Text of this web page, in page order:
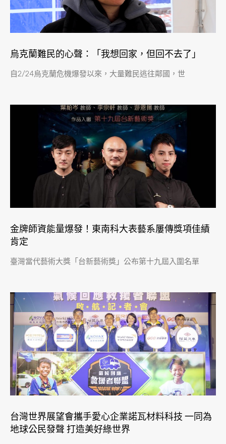
烏克蘭難民的心聲：「我想回家，但回不去了」
自2/24烏克蘭危機爆發以來，大量難民逃往鄰國，世
金牌師資能量爆發！東南科大表藝系屢傳獎項佳績
肯定
臺灣當代藝術大獎「台新藝術獎」公布第十九屆入圍名單
台灣世界展望會攜手愛心企業諾瓦材料科技 一同為
地球公民發聲 打造美好綠世界